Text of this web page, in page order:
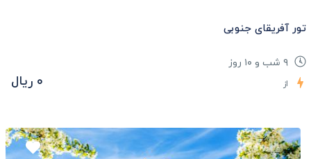
تور آفریقای جنوبی
از ۰ ریال